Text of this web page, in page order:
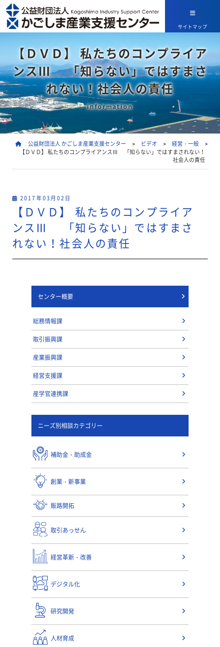
サイトマップ
【ＤＶＤ】 私たちのコンプライア
ンスⅢ 「知らない」ではすまさ
れない！社会人の責任
information
公益財団法人 かごしま産業支援センター > ビデオ > 経営・一般
>
【ＤＶＤ】 私たちのコンプライアンスⅢ 「知らない」ではすまされない！
社会人の責任
2017年03月02日
【ＤＶＤ】 私たちのコンプライア
ンスⅢ 「知らない」ではすまさ
れない！社会人の責任
センター概要
総務情報課
取引振興課
産業振興課
経営支援課
産学官連携課
ニーズ別相談カテゴリー
補助金・助成金
創業・新事業
販路開拓
取引あっせん
経営革新・改善
デジタル化
研究開発
人材育成